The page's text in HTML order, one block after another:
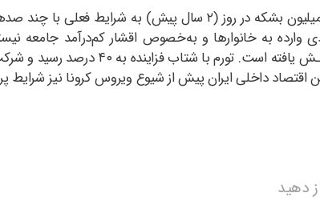
به خانوارها و به‌خصوص اقشار کم‌درآمد جامعه
هستـه‌ای، ارزش ریـال بیش از
دهید